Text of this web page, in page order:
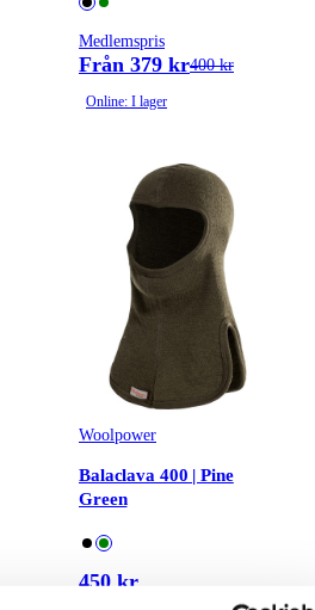
Medlemspris
Från 379 kr400 kr
Online: I lager
Woolpower
Balaclava 400 | Pine
Green
450 kr